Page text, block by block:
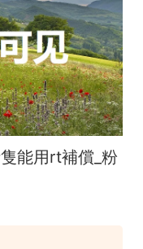
能用rt補償_粉